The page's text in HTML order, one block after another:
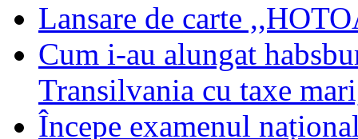
Lansare de carte
Cum i-au alungat
Transilvania cu taxe
Începe examenul